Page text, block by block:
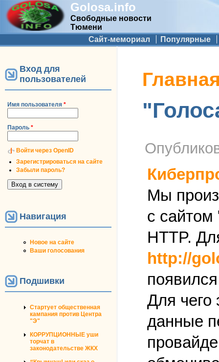
Golosa.info
Свободные новости
Тюмени
Дополнительное меню
Сайт-мемориал Популярные
Вход для
пользователей
Имя пользователя *
Пароль *
Войти через OpenID
Зарегистрироваться на сайте
Забыли пароль?
Навигация
Новое на сайте
Ваши голосования
Подшивки
Стартует общественная
кампания против Центра
"Э"
КОРРУПЦИОННЫЕ уши
торчат в
законодательстве ЖКХ
Вы здесь
Мы
с сайтом
HTTP.
http://
Для чего
данные